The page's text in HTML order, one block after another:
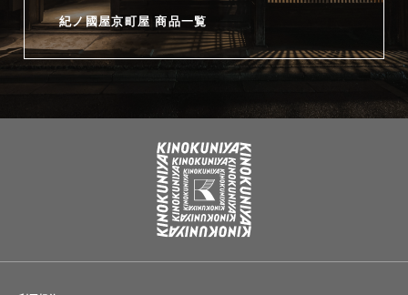
紀ノ國屋京町屋 商品一覧